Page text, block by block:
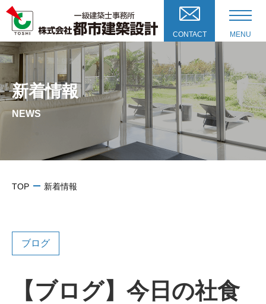
CONTACT MENU
新着情報
NEWS
TOP 新着情報
ブログ
【ブログ】今日の社食